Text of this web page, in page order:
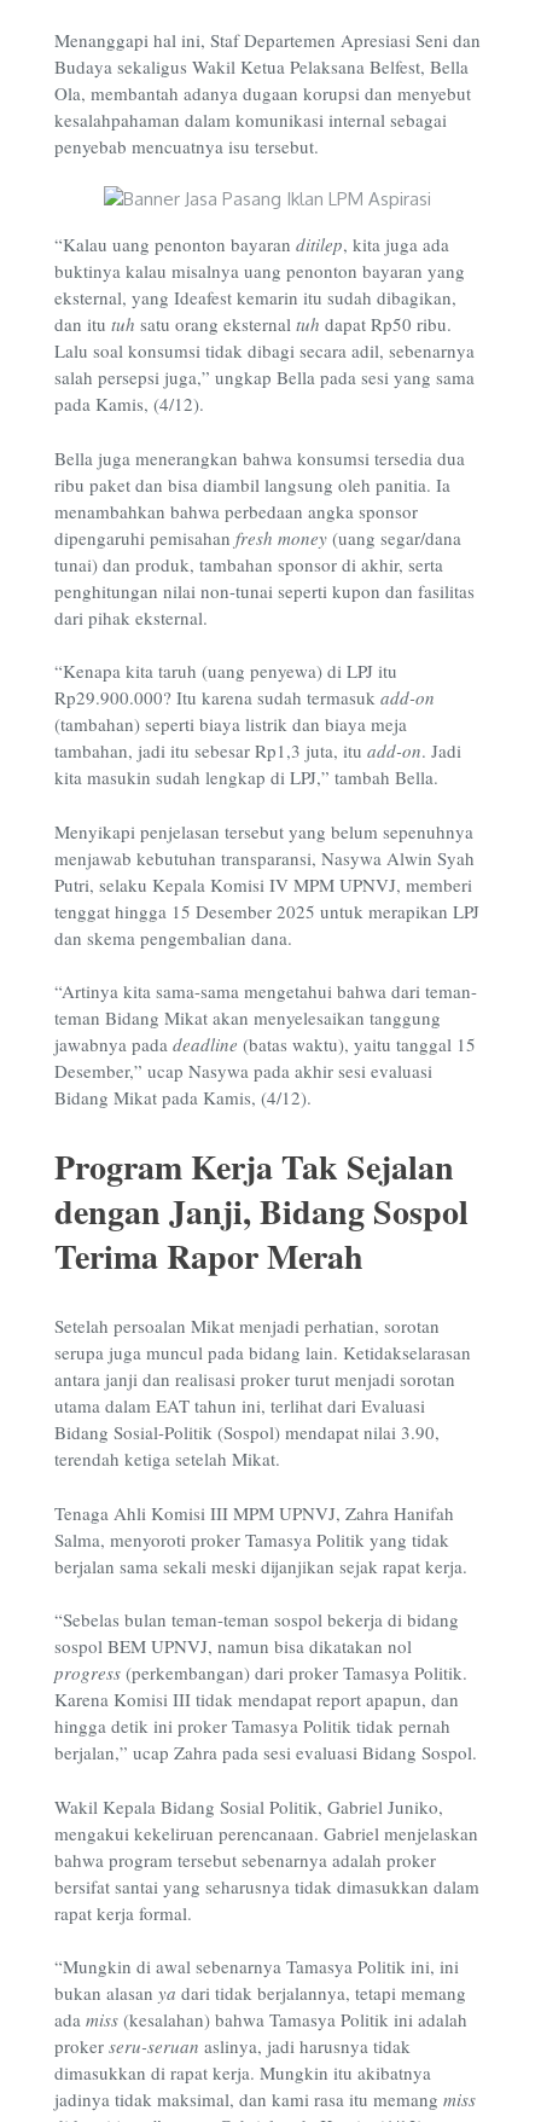
Menanggapi hal ini, Staf Departemen Apresiasi Seni dan
Budaya sekaligus Wakil Ketua Pelaksana Belfest, Bella
Ola, membantah adanya dugaan korupsi dan menyebut
kesalahpahaman dalam komunikasi internal sebagai
penyebab mencuatnya isu tersebut.
“Kalau uang penonton bayaran ditilep, kita juga ada
buktinya kalau misalnya uang penonton bayaran yang
eksternal, yang Ideafest kemarin itu sudah dibagikan,
dan itu tuh satu orang eksternal tuh dapat Rp50 ribu.
Lalu soal konsumsi tidak dibagi secara adil, sebenarnya
salah persepsi juga,” ungkap Bella pada sesi yang sama
pada Kamis, (4/12).
Bella juga menerangkan bahwa konsumsi tersedia dua
ribu paket dan bisa diambil langsung oleh panitia. Ia
menambahkan bahwa perbedaan angka sponsor
dipengaruhi pemisahan fresh money (uang segar/dana
tunai) dan produk, tambahan sponsor di akhir, serta
penghitungan nilai non-tunai seperti kupon dan fasilitas
dari pihak eksternal.
“Kenapa kita taruh (uang penyewa) di LPJ itu
Rp29.900.000? Itu karena sudah termasuk add-on
(tambahan) seperti biaya listrik dan biaya meja
tambahan, jadi itu sebesar Rp1,3 juta, itu add-on. Jadi
kita masukin sudah lengkap di LPJ,” tambah Bella.
Menyikapi penjelasan tersebut yang belum sepenuhnya
menjawab kebutuhan transparansi, Nasywa Alwin Syah
Putri, selaku Kepala Komisi IV MPM UPNVJ, memberi
tenggat hingga 15 Desember 2025 untuk merapikan LPJ
dan skema pengembalian dana.
“Artinya kita sama-sama mengetahui bahwa dari teman-
teman Bidang Mikat akan menyelesaikan tanggung
jawabnya pada deadline (batas waktu), yaitu tanggal 15
Desember,” ucap Nasywa pada akhir sesi evaluasi
Bidang Mikat pada Kamis, (4/12).
Program Kerja Tak Sejalan
dengan Janji, Bidang Sospol
Terima Rapor Merah
Setelah persoalan Mikat menjadi perhatian, sorotan
serupa juga muncul pada bidang lain. Ketidakselarasan
antara janji dan realisasi proker turut menjadi sorotan
utama dalam EAT tahun ini, terlihat dari Evaluasi
Bidang Sosial-Politik (Sospol) mendapat nilai 3.90,
terendah ketiga setelah Mikat.
Tenaga Ahli Komisi III MPM UPNVJ, Zahra Hanifah
Salma, menyoroti proker Tamasya Politik yang tidak
berjalan sama sekali meski dijanjikan sejak rapat kerja.
“Sebelas bulan teman-teman sospol bekerja di bidang
sospol BEM UPNVJ, namun bisa dikatakan nol
progress (perkembangan) dari proker Tamasya Politik.
Karena Komisi III tidak mendapat report apapun, dan
hingga detik ini proker Tamasya Politik tidak pernah
berjalan,” ucap Zahra pada sesi evaluasi Bidang Sospol.
Wakil Kepala Bidang Sosial Politik, Gabriel Juniko,
mengakui kekeliruan perencanaan. Gabriel menjelaskan
bahwa program tersebut sebenarnya adalah proker
bersifat santai yang seharusnya tidak dimasukkan dalam
rapat kerja formal.
“Mungkin di awal sebenarnya Tamasya Politik ini, ini
bukan alasan ya dari tidak berjalannya, tetapi memang
ada miss (kesalahan) bahwa Tamasya Politik ini adalah
proker seru-seruan aslinya, jadi harusnya tidak
dimasukkan di rapat kerja. Mungkin itu akibatnya
jadinya tidak maksimal, dan kami rasa itu memang miss